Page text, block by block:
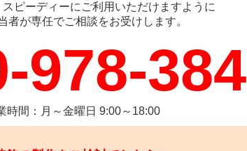
ピーディーにご利用いただけますように
者が専任でご相談をお受けします。
978-384
時間：月～金曜日 9:00～18:00